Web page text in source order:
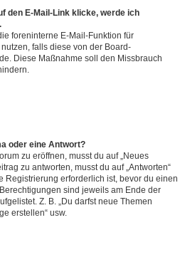
den E-Mail-Link klicke, werde ich
foreninterne E-Mail-Funktion für
falls diese von der Board-
Diese Maßnahme soll den Missbrauch
oder eine Antwort?
zu eröffnen, musst du auf „Neues
zu antworten, musst du auf „Antworten“
Registrierung erforderlich ist, bevor du einen
sind jeweils am Ende der
Z. B. „Du darfst neue Themen
erstellen“ usw.